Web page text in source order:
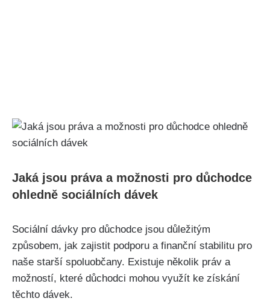
Jaká jsou práva a možnosti pro důchodce
ohledně sociálních dávek
Sociální dávky pro důchodce jsou důležitým
způsobem, jak zajistit podporu a finanční stabilitu pro
naše starší spoluobčany. Existuje několik práv a
možností, které důchodci mohou využít ke získání
těchto dávek.